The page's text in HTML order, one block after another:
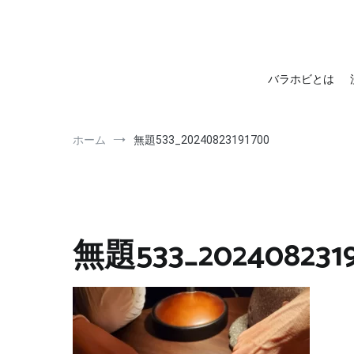
バラホビとは
ホーム 無題533_20240823191700
無題